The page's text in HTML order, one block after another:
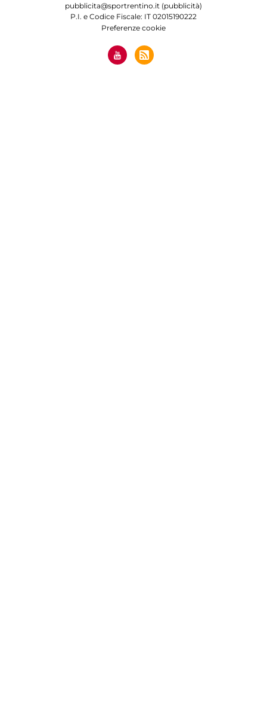
pubblicita@sportrentino.it (pubblicità)
P.I. e Codice Fiscale: IT 02015190222
Preferenze cookie